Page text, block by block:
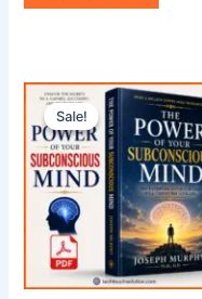
Sale!
Sale!
Original
price
was:
299.00৳ .
Current
price
is:
99.00৳ .